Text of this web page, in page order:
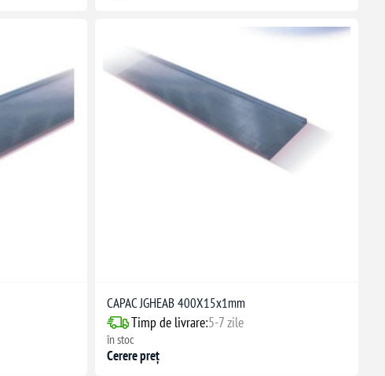
CAPAC JGHEAB 400X15x1mm
Timp de livrare:5-7 zile
în stoc
Cerere preț